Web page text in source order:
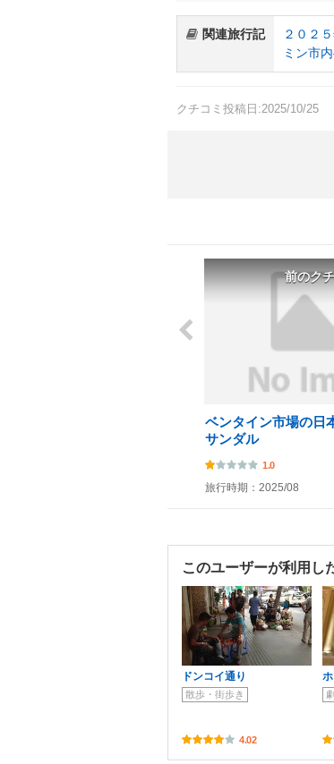
関連旅行記
２０２
ミン市
クチコミ投稿日:2025/10/25
前のク
ベンタイン市場の日
サンダル
1.0
旅行時期：2025/08
このユーザーが利用し
ドンコイ通り
散歩・街歩き
4.02